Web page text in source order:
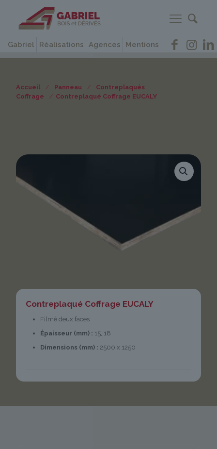
Gabriel Réalisations Agences Mentions
Accueil / Panneau /
Contreplaqués
Coffrage
/ Contreplaqué Coffrage EUCALY
Contreplaqué Coffrage EUCALY
Filmé deux faces
Épaisseur (mm) : 15, 18
Dimensions (mm) : 2500 x 1250